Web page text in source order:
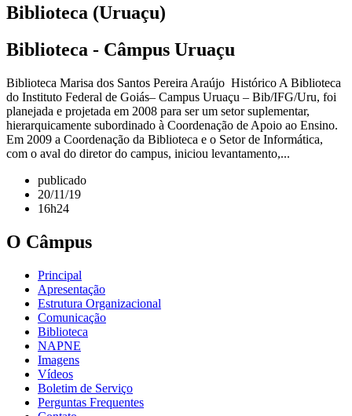
Biblioteca (Uruaçu)
Biblioteca - Câmpus Uruaçu
Biblioteca Marisa dos Santos Pereira Araújo Histórico A Biblioteca
do Instituto Federal de Goiás– Campus Uruaçu – Bib/IFG/Uru, foi
planejada e projetada em 2008 para ser um setor suplementar,
hierarquicamente subordinado à Coordenação de Apoio ao Ensino.
Em 2009 a Coordenação da Biblioteca e o Setor de Informática,
com o aval do diretor do campus, iniciou levantamento,...
publicado
20/11/19
16h24
O Câmpus
Principal
Apresentação
Estrutura Organizacional
Comunicação
Biblioteca
NAPNE
Imagens
Vídeos
Boletim de Serviço
Perguntas Frequentes